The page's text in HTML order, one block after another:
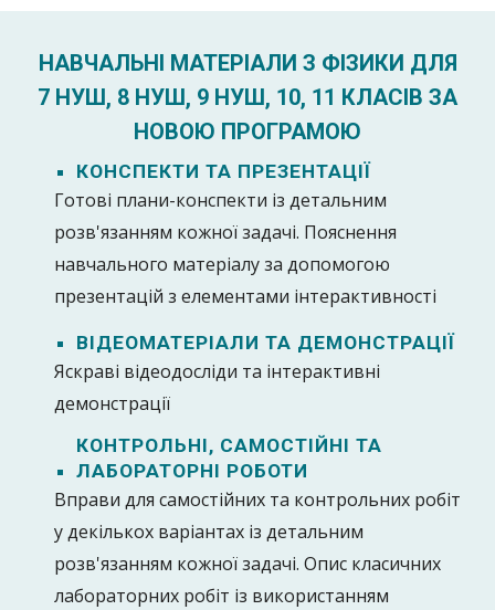
НАВЧАЛЬНІ МАТЕРІАЛИ З ФІЗИКИ ДЛЯ
7 НУШ, 8 НУШ, 9 НУШ, 10, 11 КЛАСІВ ЗА
НОВОЮ ПРОГРАМОЮ
КОНСПЕКТИ ТА ПРЕЗЕНТАЦІЇ
Готові плани-конспекти із детальним
розв'язанням кожної задачі. Пояснення
навчального матеріалу за допомогою
презентацій з елементами інтерактивності
ВІДЕОМАТЕРІАЛИ ТА ДЕМОНСТРАЦІЇ
Яскраві відеодосліди та інтерактивні
демонстрації
КОНТРОЛЬНІ, САМОСТІЙНІ ТА
ЛАБОРАТОРНІ РОБОТИ
Вправи для самостійних та контрольних робіт
у декількох варіантах із детальним
розв'язанням кожної задачі. Опис класичних
лабораторних робіт із використанням